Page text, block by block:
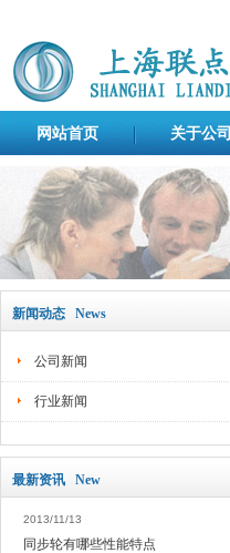
网站首页 关于公司
新闻动态 News
公司新闻
行业新闻
最新资讯 New
2013/11/13
同步轮有哪些性能特点